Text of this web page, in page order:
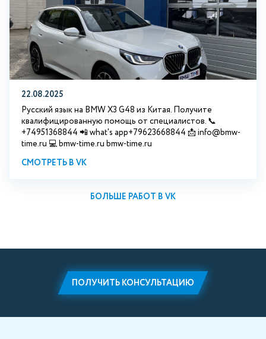
22.08.2025
Русский язык на BMW X3 G48 из Китая. Получите
квалифицированную помощь от специалистов. 📞
+74951368844 📲 what's app+79623668844 📩 info@bmw-
time.ru 💻 bmw-time.ru bmw-time.ru
СМОТРЕТЬ В VK
БОЛЬШЕ РАБОТ В VK
ПОЛУЧИТЬ КОНСУЛЬТАЦИЮ